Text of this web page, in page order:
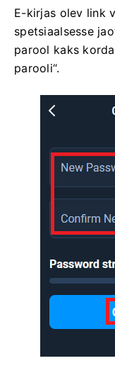
E-kirjas olev link
spetsiaalsesse
parool kaks
parooli“.